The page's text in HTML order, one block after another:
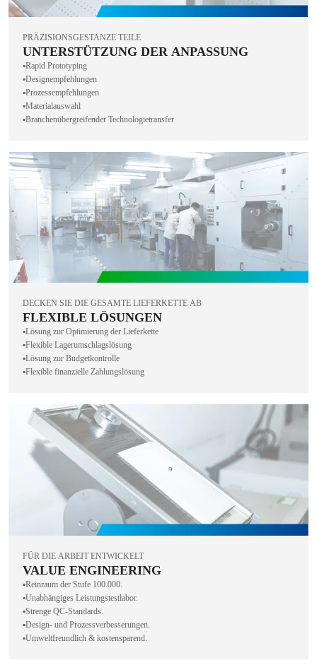
PRÄZISIONSGESTANZE TEILE
UNTERSTÜTZUNG DER ANPASSUNG
▪️Rapid Prototyping
▪️Designempfehlungen
▪️Prozessempfehlungen
▪️Materialauswahl
▪️Branchenübergreifender Technologietransfer
DECKEN SIE DIE GESAMTE LIEFERKETTE AB
FLEXIBLE LÖSUNGEN
▪️Lösung zur Optimierung der Lieferkette
▪️Flexible Lagerumschlagslösung
▪️Lösung zur Budgetkontrolle
▪️Flexible finanzielle Zahlungslösung
FÜR DIE ARBEIT ENTWICKELT
VALUE ENGINEERING
▪️Reinraum der Stufe 100.000.
▪️Unabhängiges Leistungstestlabor.
▪️Strenge QC-Standards.
▪️Design- und Prozessverbesserungen.
▪️Umweltfreundlich & kostensparend.